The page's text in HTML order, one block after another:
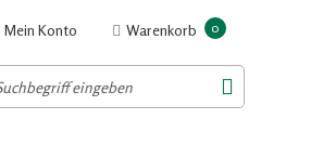
Warenkorb 0
Mein Konto